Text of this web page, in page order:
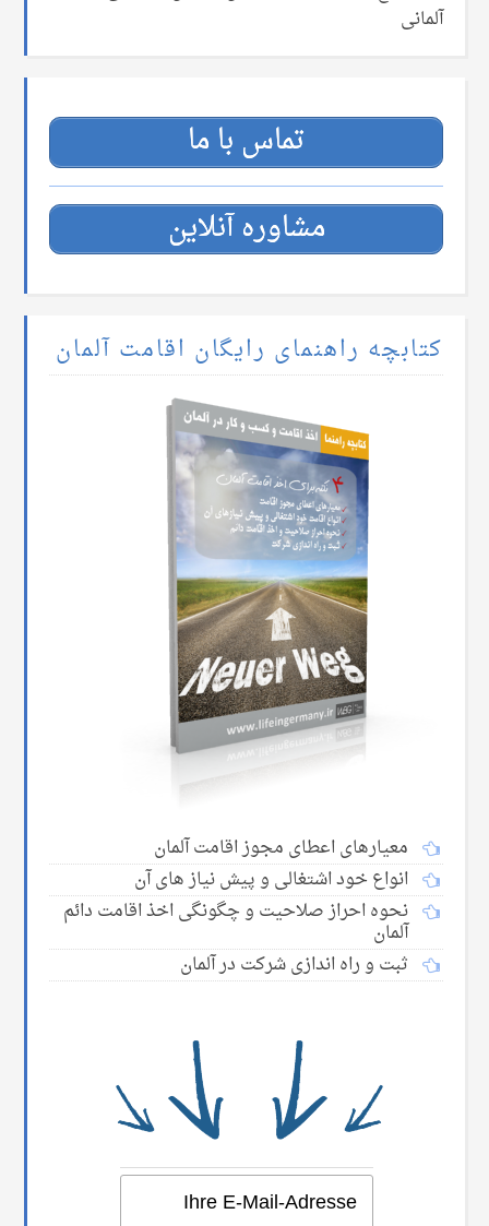
آلمانی
تماس با ما
مشاوره آنلاین
کتابچه راهنمای رایگان اقامت آلمان
معیارهای اعطای مجوز اقامت آلمان
انواع خود اشتغالی و پیش نیاز های آن
نحوه احراز صلاحیت و چگونگی اخذ اقامت دائم
آلمان
ثبت و راه اندازی شرکت در آلمان